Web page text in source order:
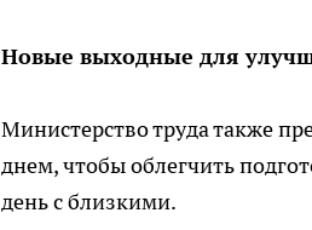
Новые выходные для
Министерство труда также
днем, чтобы облегчить
день с близкими.